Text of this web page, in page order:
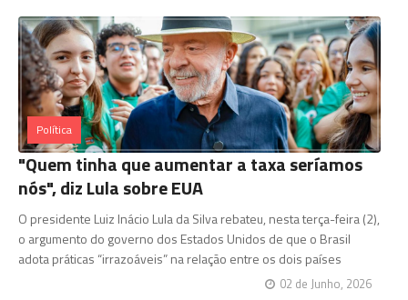
Política
"Quem tinha que aumentar a taxa seríamos
nós", diz Lula sobre EUA
O presidente Luiz Inácio Lula da Silva rebateu, nesta terça-feira (2),
o argumento do governo dos Estados Unidos de que o Brasil
adota práticas “irrazoáveis” na relação entre os dois países
02 de Junho, 2026